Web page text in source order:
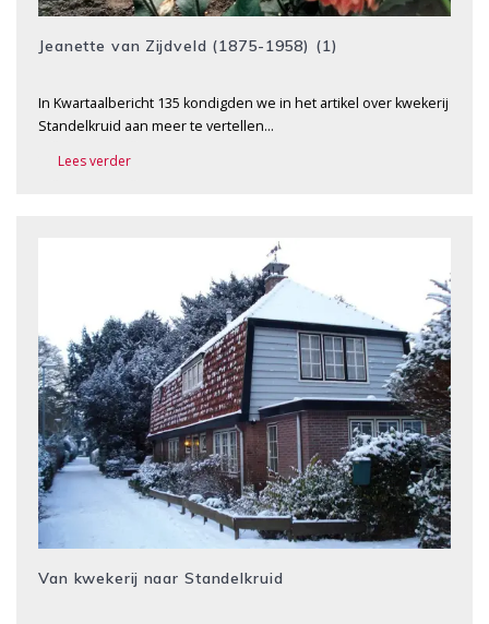
Jeanette van Zijdveld (1875-1958) (1)
In Kwartaalbericht 135 kondigden we in het artikel over kwekerij
Standelkruid aan meer te vertellen…
Lees verder
Van kwekerij naar Standelkruid